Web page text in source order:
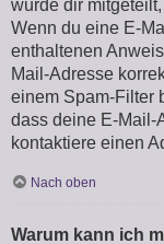
wurde dir
Wenn du eine E-
enthaltenen
Mail-Adresse
einem Spam-Filter
dass deine E-Mail-
kontaktiere einen
Nach oben
Warum kann ich